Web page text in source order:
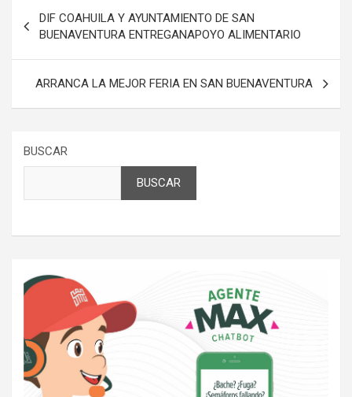
de
entradas
DIF COAHUILA Y AYUNTAMIENTO DE SAN
BUENAVENTURA ENTREGANAPOYO ALIMENTARIO
ARRANCA LA MEJOR FERIA EN SAN BUENAVENTURA
BUSCAR
BUSCAR